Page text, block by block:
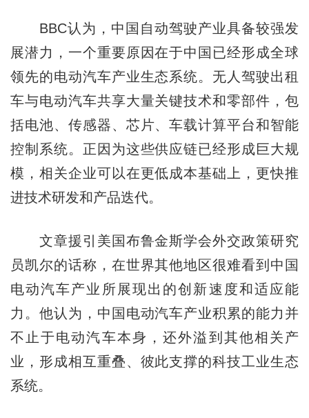
BBC认为，中国自动驾驶产业具备较强发
展潜力，一个重要原因在于中国已经形成全球
领先的电动汽车产业生态系统。无人驾驶出租
车与电动汽车共享大量关键技术和零部件，包
括电池、传感器、芯片、车载计算平台和智能
控制系统。正因为这些供应链已经形成巨大规
模，相关企业可以在更低成本基础上，更快推
进技术研发和产品迭代。
文章援引美国布鲁金斯学会外交政策研究
员凯尔的话称，在世界其他地区很难看到中国
电动汽车产业所展现出的创新速度和适应能
力。他认为，中国电动汽车产业积累的能力并
不止于电动汽车本身，还外溢到其他相关产
业，形成相互重叠、彼此支撑的科技工业生态
系统。